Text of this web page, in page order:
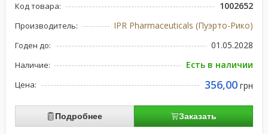
Код товара: 1002652
Производитель: IPR Pharmaceuticals (Пуэрто-Рико)
Годен до: 01.05.2028
Наличие: Есть в наличии
Цена: 356,00 грн
Подробнее Заказать